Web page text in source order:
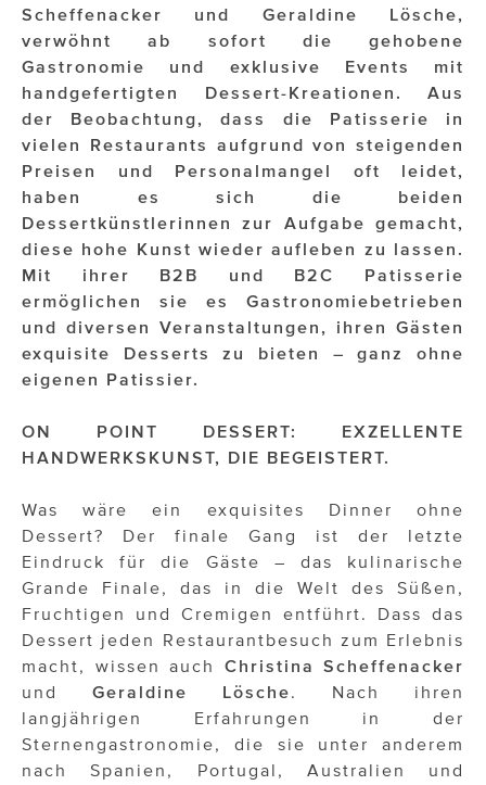
Nina Kraft – Kraft Media Minds
NORMAL
rot weiss rosé
OTTO AM DONAUKANAL
sehen!wutscher
Solid & Bold
St. Peter Stiftskulinarium
Susanne Wuest
THE GOODSTUFF
TOG Studio
Upside Down Town Hotel – Neue Post
VieSFF – Vienna Spanish Film Festival
ÜBER UNS
PRESS CONTACT
Scheffenacker und Geraldine Lösche,
verwöhnt ab sofort die gehobene
Gastronomie und exklusive Events mit
handgefertigten Dessert-Kreationen. Aus
der Beobachtung, dass die Patisserie in
vielen Restaurants aufgrund von steigenden
Preisen und Personalmangel oft leidet,
haben es sich die beiden
Dessertkünstlerinnen zur Aufgabe gemacht,
diese hohe Kunst wieder aufleben zu lassen.
Mit ihrer B2B und B2C Patisserie
ermöglichen sie es Gastronomiebetrieben
und diversen Veranstaltungen, ihren Gästen
exquisite Desserts zu bieten – ganz ohne
eigenen Patissier.
ON POINT DESSERT: EXZELLENTE
HANDWERKSKUNST, DIE BEGEISTERT.
Was wäre ein exquisites Dinner ohne
Dessert? Der finale Gang ist der letzte
Eindruck für die Gäste – das kulinarische
Grande Finale, das in die Welt des Süßen,
Fruchtigen und Cremigen entführt. Dass das
Dessert jeden Restaurantbesuch zum Erlebnis
macht, wissen auch Christina Scheffenacker
und Geraldine Lösche. Nach ihren
langjährigen Erfahrungen in der
Sternengastronomie, die sie unter anderem
nach Spanien, Portugal, Australien und